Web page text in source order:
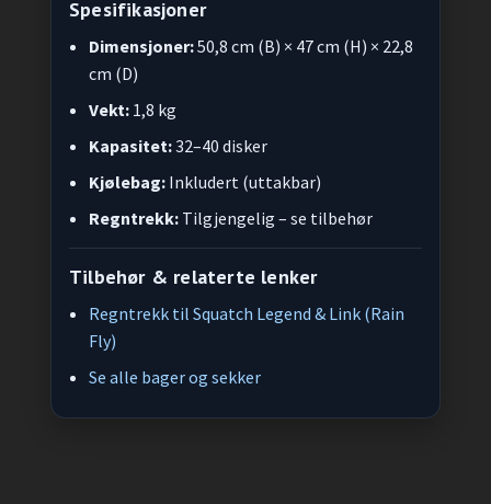
Spesifikasjoner
Dimensjoner:50,8 cm (B) × 47 cm (H) × 22,8
cm (D)
Vekt: 1,8 kg
Kapasitet:32–40 disker
Kjølebag: Inkludert (uttakbar)
Regntrekk: Tilgjengelig – se tilbehør
Tilbehør & relaterte lenker
Regntrekk til Squatch Legend & Link (Rain
Fly)
Se alle bager og sekker